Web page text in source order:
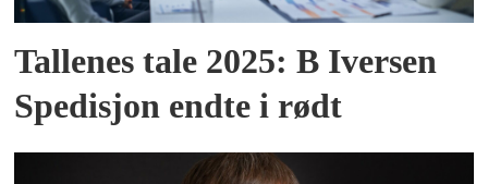
Tallenes tale 2025: B Iversen
Spedisjon endte i rødt